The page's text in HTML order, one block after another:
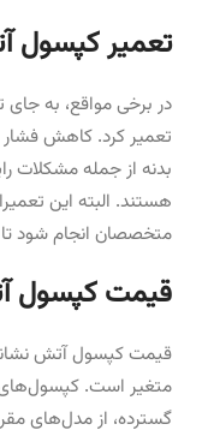
تعمیر کپسول
در برخی مواقع، به
تعمیر کرد. کاهش فشار
بدنه از جمله مشکلات
هستند. البته این
متخصصان انجام شود تا
قیمت کپسول
قیمت کپسول آتش
متغیر است. کپسول‌های
گسترده، از مدل‌های